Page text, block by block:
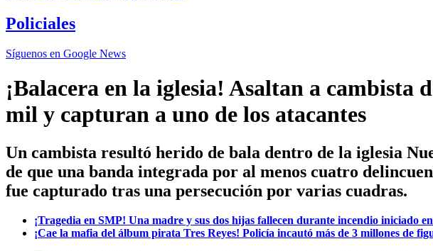
Policiales
Síguenos en Google News
¡Balacera en la iglesia! Asaltan a
mil y capturan a uno de los atacantes
Un cambista resultó herido de bala dentro de la iglesia
de que una banda integrada por al menos cuatro
fue capturado tras una persecución por varias cuadras.
¡Tragedia en SMP! Una madre y sus dos hijas fallecen durante incendio iniciado
¡Cae la mafia del álbum pirata Tres Reyes! Policía incautó más de 3 millones de